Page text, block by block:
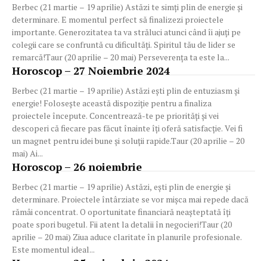
Berbec (21 martie – 19 aprilie) Astăzi te simți plin de energie și
determinare. E momentul perfect să finalizezi proiectele
importante. Generozitatea ta va străluci atunci când îi ajuți pe
colegii care se confruntă cu dificultăți. Spiritul tău de lider se
remarcă!Taur (20 aprilie – 20 mai) Perseverența ta este la...
Horoscop – 27 Noiembrie 2024
Berbec (21 martie – 19 aprilie) Astăzi ești plin de entuziasm și
energie! Folosește această dispoziție pentru a finaliza
proiectele începute. Concentrează-te pe priorități și vei
descoperi că fiecare pas făcut înainte îți oferă satisfacție. Vei fi
un magnet pentru idei bune și soluții rapide.Taur (20 aprilie – 20
mai) Ai...
Horoscop – 26 noiembrie
Berbec (21 martie – 19 aprilie) Astăzi, ești plin de energie și
determinare. Proiectele întârziate se vor mișca mai repede dacă
rămâi concentrat. O oportunitate financiară neașteptată îți
poate spori bugetul. Fii atent la detalii în negocieri!Taur (20
aprilie – 20 mai) Ziua aduce claritate în planurile profesionale.
Este momentul ideal...